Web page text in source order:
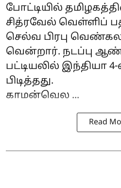
போட்டியில்
சித்ரவேல் வெள்ளிப்
செல்வ பிரபு
வென்றார். நடப்பு
பட்டியலில் இந்தியா
பிடித்தது.
காமன்வெல ...
Read